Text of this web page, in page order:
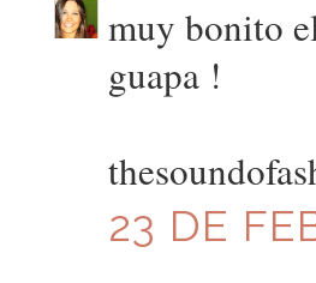
muy bonito
guapa !
23 DE